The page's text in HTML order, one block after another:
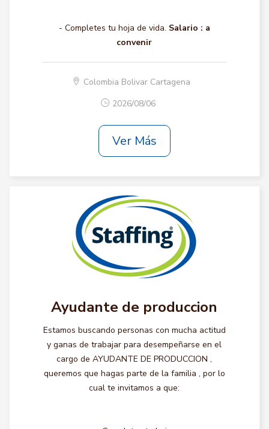
- Completes tu hoja de vida. Salario : a
convenir
Colombia Bolivar Cartagena
2026/08/06
Ver Más
Ayudante de produccion
Estamos buscando personas con mucha actitud
y ganas de trabajar para desempeñarse en el
cargo de AYUDANTE DE PRODUCCION ,
queremos que hagas parte de la familia , por lo
cual te invitamos a que: